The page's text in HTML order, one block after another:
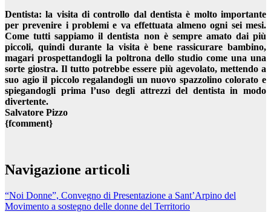
Dentista: la visita di controllo dal dentista è molto importante
per prevenire i problemi e va effettuata almeno ogni sei mesi.
Come tutti sappiamo il dentista non è sempre amato dai più
piccoli, quindi durante la visita è bene rassicurare bambino,
magari prospettandogli la poltrona dello studio come una una
sorte giostra. Il tutto potrebbe essere più agevolato, mettendo a
suo agio il piccolo regalandogli un nuovo spazzolino colorato e
spiegandogli prima l’uso degli attrezzi del dentista in modo
divertente.
Salvatore Pizzo
{fcomment}
Navigazione articoli
“Noi Donne”, Convegno di Presentazione a Sant’Arpino del
Movimento a sostegno delle donne del Territorio